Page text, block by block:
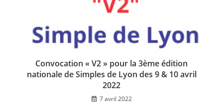
Convocation « V2 » pour la 3ème édition
nationale de Simples de Lyon des 9 & 10 avril
2022
7 avril 2022